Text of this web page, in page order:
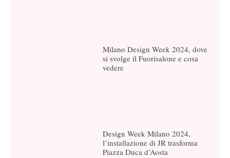
Milano Design Week 2024, dove
si svolge il Fuorisalone e cosa
vedere
Design Week Milano 2024,
l’installazione di JR trasforma
Piazza Duca d’Aosta